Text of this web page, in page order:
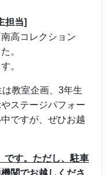
担当]
南高コレクション
。
。
教室企画、 3年生
ステージパフォー
ですが、ぜひお越
です。ただし、駐車
関でお越しくださ